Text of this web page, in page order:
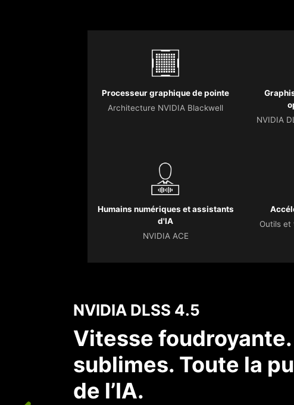
Processeur graphique de pointe
Architecture NVIDIA Blackwell
NVIDIA
Humains numériques et assistants
d'IA
NVIDIA ACE
Outils et
NVIDIA DLSS 4.5
Vitesse
sublimes. Toute la
de l’IA.